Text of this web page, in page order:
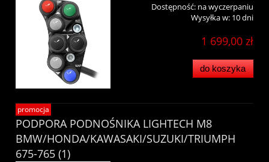
Dostępność: na wyczerpaniu
Wysyłka w: 10 dni
1 699,00 zł
do koszyka
PODPORA PODNOŚNIKA LIGHTECH M8
BMW/HONDA/KAWASAKI/SUZUKI/TRIUMPH
675-765 (1)
promocja